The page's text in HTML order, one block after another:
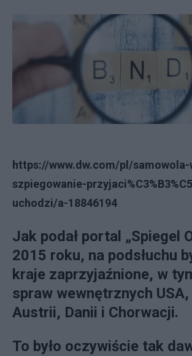
https://www.dw.com/pl/
szpiegowanie-
uchodzi/a-18846194
Jak podał portal „Spiegel
2015 roku, na podsłuchu
kraje zaprzyjaźnione, w
spraw wewnętrznych
Austrii, Danii i Chorwacji.
To było oczywiście tak